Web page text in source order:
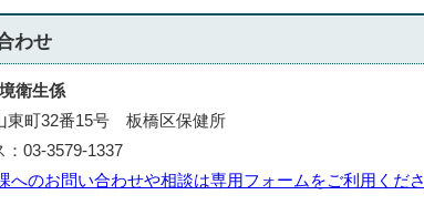
わせ
衛生係
東町32番15号 板橋区保健所
03-3579-1337
へのお問い合わせや相談は専用フォームをご利用くださ